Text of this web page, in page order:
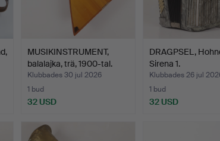
MUSIKINSTRUMENT,
balalajka, trä, 1900-tal.
Klubbades 30 jul 2026
1 bud
32 USD
DRAGPSEL,
Sirena 1.
Klubbades 26 jul
1 bud
32 USD